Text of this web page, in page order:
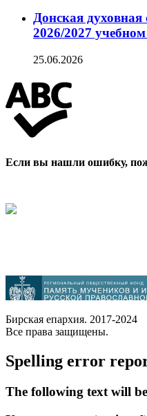
Донская
2026/2027
25.06.2026
Если вы нашли ошибку,
Бирская епархия. 2017-2024
Все права защищены.
Spelling error
The following text will